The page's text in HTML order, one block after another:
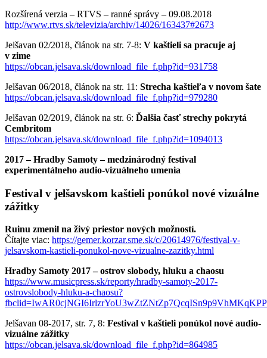
Rozšírená verzia – RTVS – ranné správy – 09.08.2018
http://www.rtvs.sk/televizia/archiv/14026/163437#2673
Jelšavan 02/2018, článok na str. 7-8: V kaštieli sa pracuje aj
v zime
https://obcan.jelsava.sk/download_file_f.php?id=931758
Jelšavan 06/2018, článok na str. 11: Strecha kaštieľa v novom šate
https://obcan.jelsava.sk/download_file_f.php?id=979280
Jelšavan 02/2019, článok na str. 6: Ďalšia časť strechy pokrytá
Cembritom
https://obcan.jelsava.sk/download_file_f.php?id=1094013
2017 – Hradby Samoty – medzinárodný festival
experimentálneho audio-vizuálneho umenia
Festival v jelšavskom kaštieli ponúkol nové vizuálne
zážitky
Ruinu zmenil na živý priestor nových možností.
Čítajte viac: https://gemer.korzar.sme.sk/c/20614976/festival-v-
jelsavskom-kastieli-ponukol-nove-vizualne-zazitky.html
Hradby Samoty 2017 – ostrov slobody, hluku a chaosu
https://www.musicpress.sk/reporty/hradby-samoty-2017-
ostrovslobody-hluku-a-chaosu?
Jelšavan 08-2017, str. 7, 8: Festival v kaštieli ponúkol nové audio-
vizuálne zážitky
https://obcan.jelsava.sk/download_file_f.php?id=864985